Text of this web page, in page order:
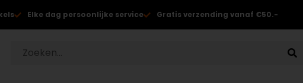
Elke dag persoonlijke service Gratis verzending vanaf €50.-